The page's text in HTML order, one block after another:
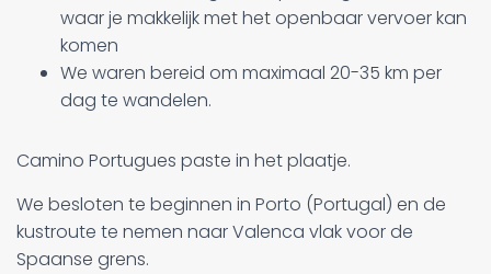
waar je makkelijk met het openbaar vervoer kan
komen
We waren bereid om maximaal 20-35 km per
dag te wandelen.
Camino Portugues paste in het plaatje.
We besloten te beginnen in Porto (Portugal) en de
kustroute te nemen naar Valenca vlak voor de
Spaanse grens.